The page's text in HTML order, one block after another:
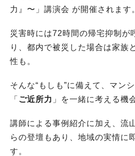
力』〜」講演会 が開催されます
災害時には72時間の帰宅抑制が
り、都内で被災した場合は家族
性も。
そんな“もしも”に備えて、マン
「 ご近所力 」を一緒に考える機
講師による事例紹介に加え、流
らの登壇もあり、地域の実情に
す。